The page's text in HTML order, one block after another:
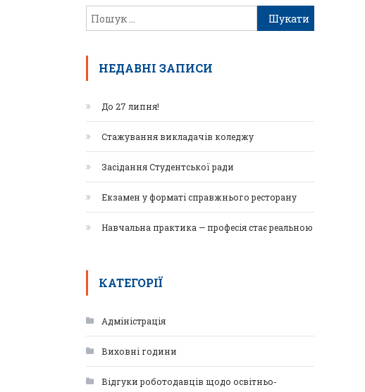
НЕДАВНІ ЗАПИСИ
До 27 липня!
Стажування викладачів коледжу
Засідання Студентської ради
Екзамен у форматі справжнього ресторану
Навчальна практика — професія стає реальною
КАТЕГОРІЇ
Адміністрація
Виховні години
Відгуки роботодавців щодо освітньо-